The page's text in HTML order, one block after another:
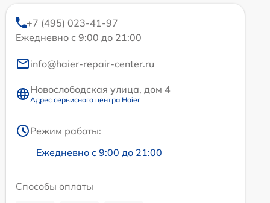
+7 (495) 023-41-97
Ежедневно с 9:00 до 21:00
info@haier-repair-center.ru
Новослободская улица, дом 4
Адрес сервисного центра Haier
Режим работы:
Ежедневно с 9:00 до 21:00
Способы оплаты